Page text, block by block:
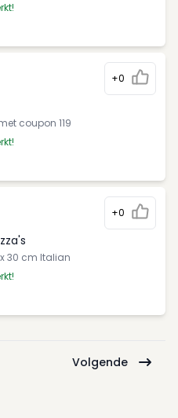
+0
coupon 119
+0
x 30 cm Italian
Volgende